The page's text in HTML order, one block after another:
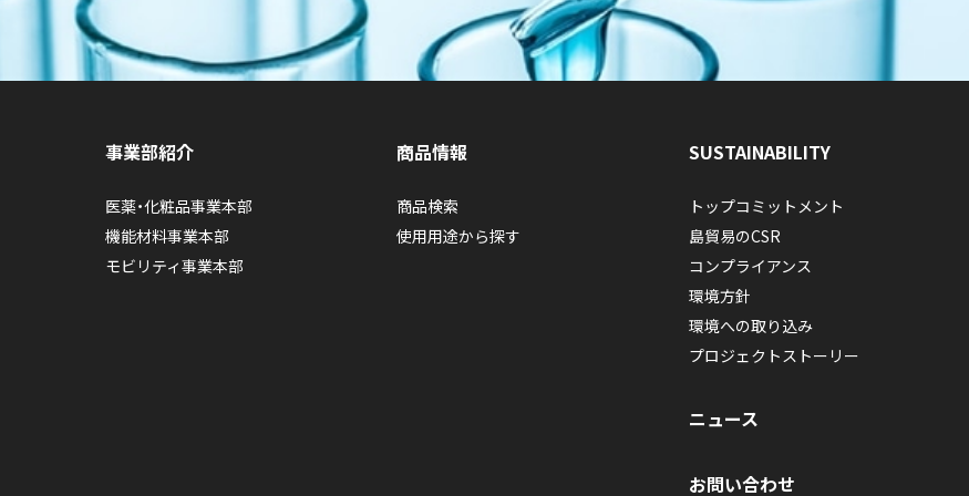
事業部紹介
医薬・化粧品事業本部
機能材料事業本部
モビリティ事業本部
商品情報
商品検索
使用用途から探す
SUSTAINABILITY
トップコミットメント
島貿易のCSR
コンプライアンス
環境方針
環境への取り込み
プロジェクトストーリー
ニュース
お問い合わせ